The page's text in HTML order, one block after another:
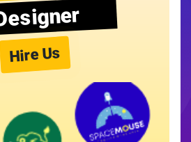
Hire Us